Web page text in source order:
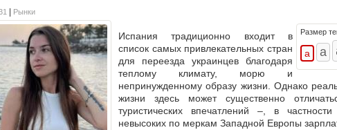
Рынки
Размер
Испания традиционно входит в
список самых привлекательных стран
для переезда украинцев благодаря
теплому климату, морю и
непринужденному образу жизни. Однако
жизни здесь может существенно
туристических впечатлений –, в частности
невысоких по меркам Западной Европы